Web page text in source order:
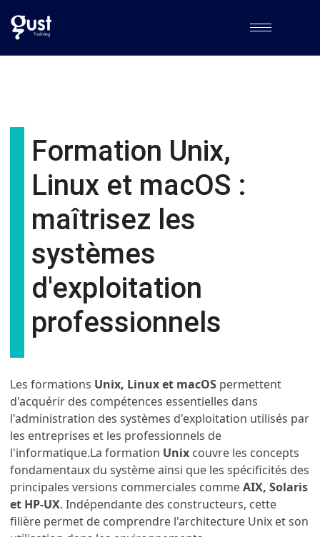
Formation Unix,
Linux et macOS :
maîtrisez les
systèmes
d'exploitation
professionnels
Les formations Unix, Linux et macOS permettent
d'acquérir des compétences essentielles dans
l'administration des systèmes d'exploitation utilisés par
les entreprises et les professionnels de
l'informatique.La formation Unix couvre les concepts
fondamentaux du système ainsi que les spécificités des
principales versions commerciales commeAIX, Solaris
et HP-UX. Indépendante des constructeurs, cette
filière permet de comprendre l'architecture Unix et son